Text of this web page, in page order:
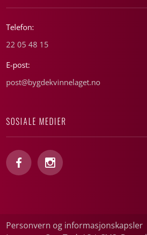
Telefon:
22 05 48 15
E-post:
post@bygdekvinnelaget.no
SOSIALE MEDIER
Personvern og informasjonskapsler